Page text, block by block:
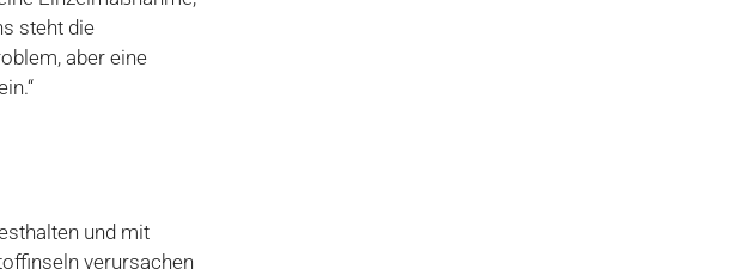
steht die
aber eine
und mit
verursachen